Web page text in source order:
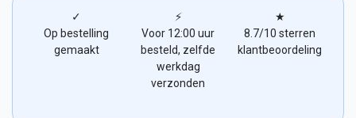
✓
Op bestelling
gemaakt
⚡
Voor 12:00 uur
besteld, zelfde
werkdag
verzonden
★
8.7/10 sterren
klantbeoordeling